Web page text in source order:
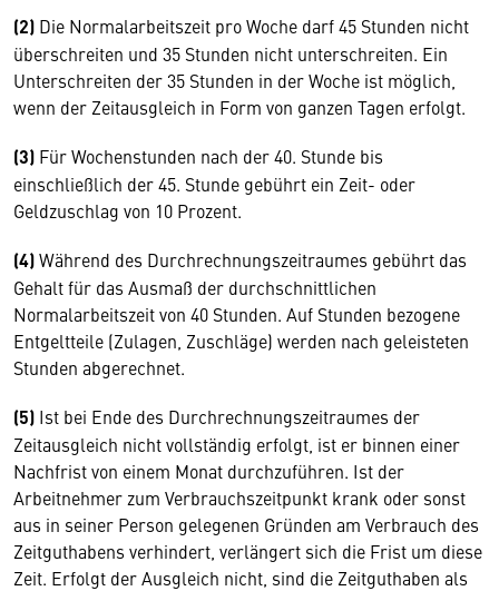
(2) Die Normalarbeitszeit pro Woche darf 45 Stunden nicht
überschreiten und 35 Stunden nicht unterschreiten. Ein
Unterschreiten der 35 Stunden in der Woche ist möglich,
wenn der Zeitausgleich in Form von ganzen Tagen erfolgt.
(3) Für Wochenstunden nach der 40. Stunde bis
einschließlich der 45. Stunde gebührt ein Zeit- oder
Geldzuschlag von 10 Prozent.
(4)Während des Durchrechnungszeitraumes gebührt das
Gehalt für das Ausmaß der durchschnittlichen
Normalarbeitszeit von 40 Stunden. Auf Stunden bezogene
Entgeltteile (Zulagen, Zuschläge) werden nach geleisteten
Stunden abgerechnet.
(5) Ist bei Ende des Durchrechnungszeitraumes der
Zeitausgleich nicht vollständig erfolgt, ist er binnen einer
Nachfrist von einem Monat durchzuführen. Ist der
Arbeitnehmer zum Verbrauchszeitpunkt krank oder sonst
aus in seiner Person gelegenen Gründen am Verbrauch des
Zeitguthabens verhindert, verlängert sich die Frist um diese
Zeit. Erfolgt der Ausgleich nicht, sind die Zeitguthaben als